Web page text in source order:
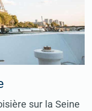
sur la Seine